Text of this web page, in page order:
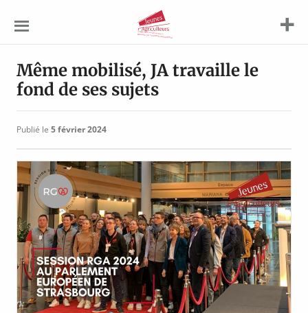
Agriculteurs
Même mobilisé, JA travaille le
fond de ses sujets
Publié le 5 février 2024